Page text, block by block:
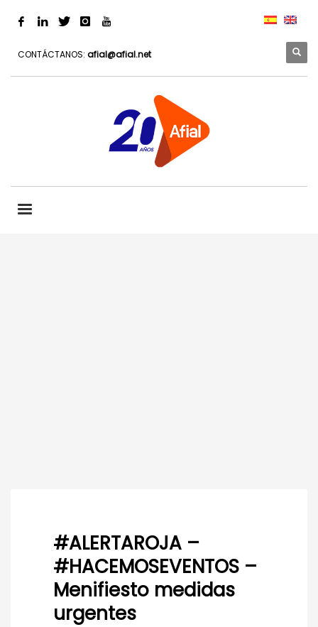
CONTÁCTANOS: afial@afial.net
#ALERTAROJA –
#HACEMOSEVENTOS –
Menifiesto medidas
urgentes